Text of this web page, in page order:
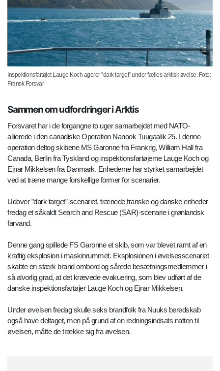
Inspektionsfartøjet Lauge Koch agerer ”dark target” under fælles arktisk øvelse. Foto:
Fransk Forsvar
Sammen om udfordringer i Arktis
Forsvaret har i de forgangne to uger samarbejdet med NATO-
allierede i den canadiske Operation Nanook Tuugaalik 25. I denne
operation deltog skibene MS Garonne fra Frankrig, William Hall fra
Canada, Berlin fra Tyskland og inspektionsfartøjerne Lauge Koch og
Ejnar Mikkelsen fra Danmark. Enhederne har styrket samarbejdet
ved at træne mange forskellige former for scenarier.
Udover ”dark target”-scenariet, trænede franske og danske enheder
fredag et såkaldt Search and Rescue (SAR)-scenarie i grønlandsk
farvand.
Denne gang spillede FS Garonne et skib, som var blevet ramt af en
kraftig eksplosion i maskinrummet. Eksplosionen i øvelsesscenariet
skabte en stærk brand ombord og sårede besætningsmedlemmer i
så alvorlig grad, at det krævede evakuering, som blev udført af de
danske inspektionsfartøjer Lauge Koch og Ejnar Mikkelsen.
Under øvelsen fredag skulle seks brandfolk fra Nuuks beredskab
også have deltaget, men på grund af en redningsindsats natten til
øvelsen, måtte de trække sig fra øvelsen.